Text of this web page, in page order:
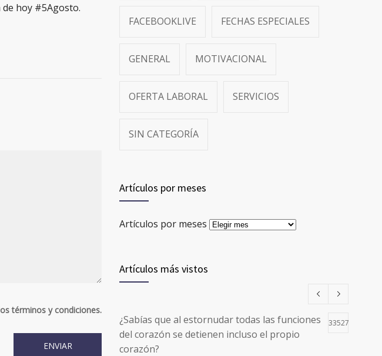
hoy #5Agosto.
términos y condiciones.
FACEBOOKLIVE FECHAS ESPECIALES
GENERAL MOTIVACIONAL
OFERTA LABORAL SERVICIOS
SIN CATEGORÍA
Artículos por meses
Artículos por meses
Artículos más vistos
¿Sabías que al estornudar todas las funciones
del corazón se detienen incluso el propio
corazón?
33527